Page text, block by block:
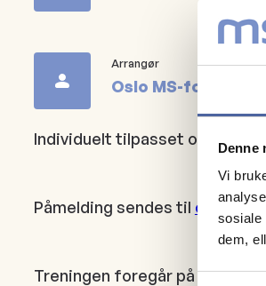
Denne
Vi
sosiale
dem,
Arrangør
Oslo MS-forening
Individuelt tilpasset og
Påmelding sendes til
Treningen foregår på